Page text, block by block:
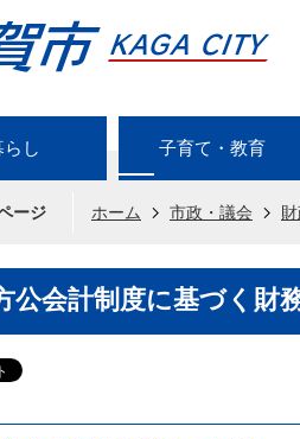
らし 子育て・教育
ージ ホーム 市政・議会
公会計制度に基づく財